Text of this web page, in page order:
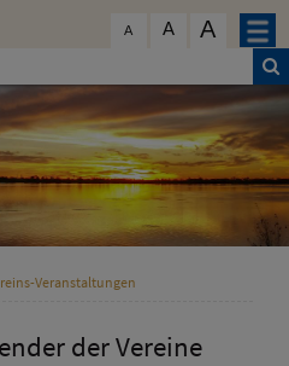
A A A
Veranstaltungen
der Vereine